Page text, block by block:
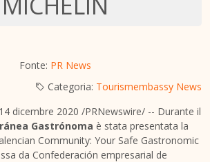
Fonte: PR News
Categoria: Tourismembassy News
dicembre 2020 /PRNewswire/ -- Durante il
Gastrónoma è stata presentata la
Community: Your Safe Gastronomic
da Confederación empresarial de